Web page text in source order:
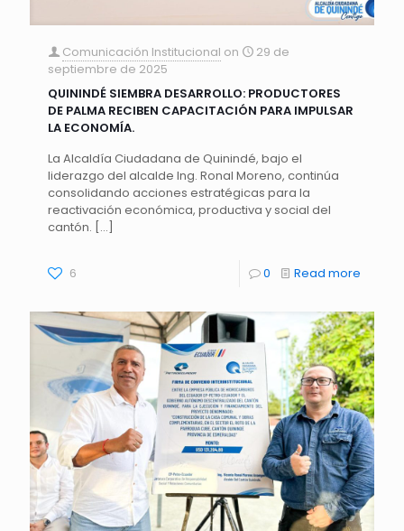
Comunicación Institucional on
29 de
septiembre de 2025
QUININDÉ SIEMBRA DESARROLLO: PRODUCTORES
DE PALMA RECIBEN CAPACITACIÓN PARA IMPULSAR
LA ECONOMÍA.
La Alcaldía Ciudadana de Quinindé, bajo el
liderazgo del alcalde Ing. Ronal Moreno, continúa
consolidando acciones estratégicas para la
reactivación económica, productiva y social del
cantón. […]
6 0 Read more